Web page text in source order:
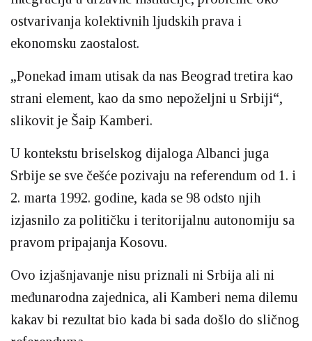
ostvarivanja kolektivnih ljudskih prava i
ekonomsku zaostalost.
„Ponekad imam utisak da nas Beograd tretira kao
strani element, kao da smo nepoželjni u Srbiji“,
slikovit je Šaip Kamberi.
U kontekstu briselskog dijaloga Albanci juga
Srbije se sve češće pozivaju na referendum od 1. i
2. marta 1992. godine, kada se 98 odsto njih
izjasnilo za političku i teritorijalnu autonomiju sa
pravom pripajanja Kosovu.
Ovo izjašnjavanje nisu priznali ni Srbija ali ni
međunarodna zajednica, ali Kamberi nema dilemu
kakav bi rezultat bio kada bi sada došlo do sličnog